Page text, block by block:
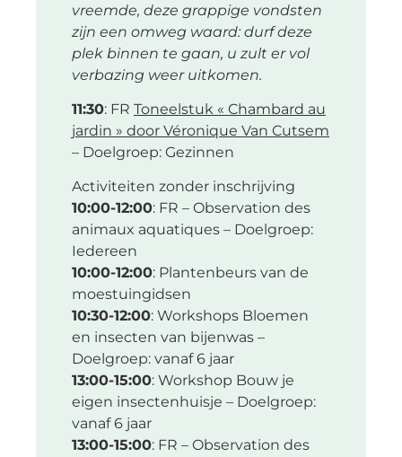
vreemde, deze grappige vondsten
zijn een omweg waard: durf deze
plek binnen te gaan, u zult er vol
verbazing weer uitkomen.
11:30: FR Toneelstuk « Chambard au
jardin » door Véronique Van Cutsem
– Doelgroep: Gezinnen
Activiteiten zonder inschrijving
10:00-12:00: FR – Observation des
animaux aquatiques – Doelgroep:
Iedereen
10:00-12:00: Plantenbeurs van de
moestuingidsen
10:30-12:00: Workshops Bloemen
en insecten van bijenwas –
Doelgroep: vanaf 6 jaar
13:00-15:00: Workshop Bouw je
eigen insectenhuisje – Doelgroep:
vanaf 6 jaar
13:00-15:00: FR – Observation des